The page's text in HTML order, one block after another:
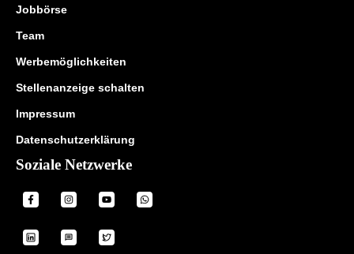
Jobbörse
Team
Werbemöglichkeiten
Stellenanzeige schalten
Impressum
Datenschutzerklärung
Soziale Netzwerke